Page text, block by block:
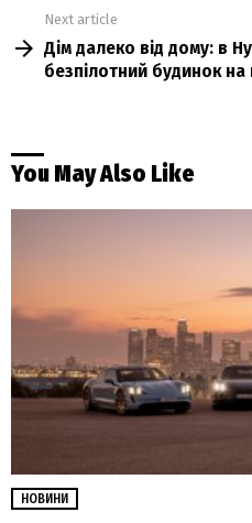
Next article
Дім далеко від дому: в
безпілотний будинок на
You May Also Like
НОВИНИ